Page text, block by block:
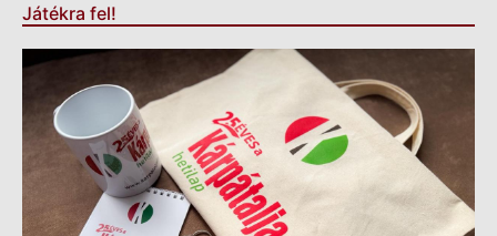
Játékra fel!